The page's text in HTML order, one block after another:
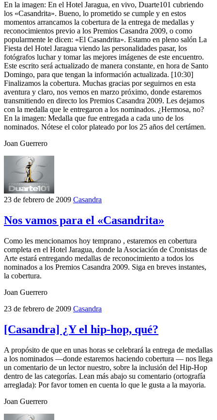
En la imagen: En el Hotel Jaragua, en vivo, Duarte101 cubriendo
los «Casandrita». Bueno, lo prometido se cumple y en estos
momentos arrancamos la cobertura de la entrega de medallas y
reconocimientos previo a los Premios Casandra 2009, o como
popularmente le dicen: «El Casandrita». Estamo en pleno salón La
Fiesta del Hotel Jaragua viendo las personalidades pasar, los
fotógrafos luchar y tomar las mejores imágenes de este encuentro.
Este escrito será actualizado de manera constante, en hora de Santo
Domingo, para que tengan la información actualizada. [10:30]
Finalizamos la cobertura. Muchas gracias por seguirnos en esta
aventura y claro, nos vemos en marzo próximo, donde estaremos
transmitiendo en directo los Premios Casandra 2009. Les dejamos
con la medalla que le entregaron a los nominados. ¿Hermosa, no?
En la imagen: Medalla que fue entregada a cada uno de los
nominados. Nótese el color plateado por los 25 años del certámen.
Joan Guerrero
23 de febrero de 2009 Casandra
Nos vamos para el «Casandrita»
Como les mencionamos hoy temprano , estaremos en cobertura
completa en el Hotel Jaragua, donde la Asociación de Cronistas de
Arte estará entregando medallas de reconocimiento a todos los
nominados a los Premios Casandra 2009. Siga en breves instantes,
la cobertura.
Joan Guerrero
23 de febrero de 2009 Casandra
[Casandra] ¿Y el hip-hop, qué?
A propósito de que en unas horas se celebrará la entrega de medallas
a los nominados —donde estaremos haciendo cobertura — nos llega
un comentario de un lector nuestro, sobre la inclusión del Hip-Hop
dentro de las categorías. Lean más abajo su comentario (ortografía
arreglada): Por favor tomen en cuenta lo que le gusta a la mayoria.
Joan Guerrero